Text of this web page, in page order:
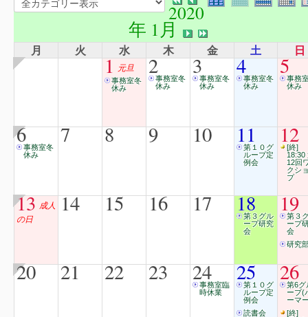
2020
年 1月
月 火 水 木 金 土 日
1 元旦
事務室冬
休み
2事務室冬
休み
3事務室冬
休み
4事務室冬
休み
5事務
休み
6事務室冬
休み
7 8 9 10 11
第１０グ
ループ定
例会
12
[終]
18:30
12回
クシ
プ
13 成人
の日
14 15 16 17 18
第３グル
ープ研究
会
19
第３
ープ
会
研究
20 21 22 23 24
事務室臨
時休業
25
第１０グ
ループ定
例会
読書会
26
第6グ
ープ(
ーマ
[終]